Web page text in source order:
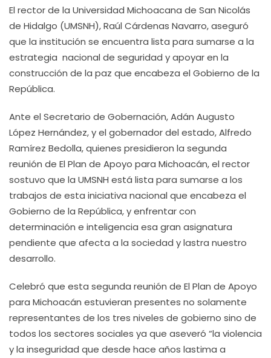
El rector de la Universidad Michoacana de San Nicolás
de Hidalgo (UMSNH), Raúl Cárdenas Navarro, aseguró
que la institución se encuentra lista para sumarse a la
estrategia nacional de seguridad y apoyar en la
construcción de la paz que encabeza el Gobierno de la
República.
Ante el Secretario de Gobernación, Adán Augusto
López Hernández, y el gobernador del estado, Alfredo
Ramírez Bedolla, quienes presidieron la segunda
reunión de El Plan de Apoyo para Michoacán, el rector
sostuvo que la UMSNH está lista para sumarse a los
trabajos de esta iniciativa nacional que encabeza el
Gobierno de la República, y enfrentar con
determinación e inteligencia esa gran asignatura
pendiente que afecta a la sociedad y lastra nuestro
desarrollo.
Celebró que esta segunda reunión de El Plan de Apoyo
para Michoacán estuvieran presentes no solamente
representantes de los tres niveles de gobierno sino de
todos los sectores sociales ya que aseveró “la violencia
y la inseguridad que desde hace años lastima a